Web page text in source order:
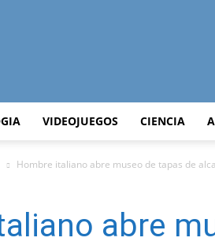
VIDEOJUEGOS CIENCIA
Hombre italiano abre museo de tapas de
abre